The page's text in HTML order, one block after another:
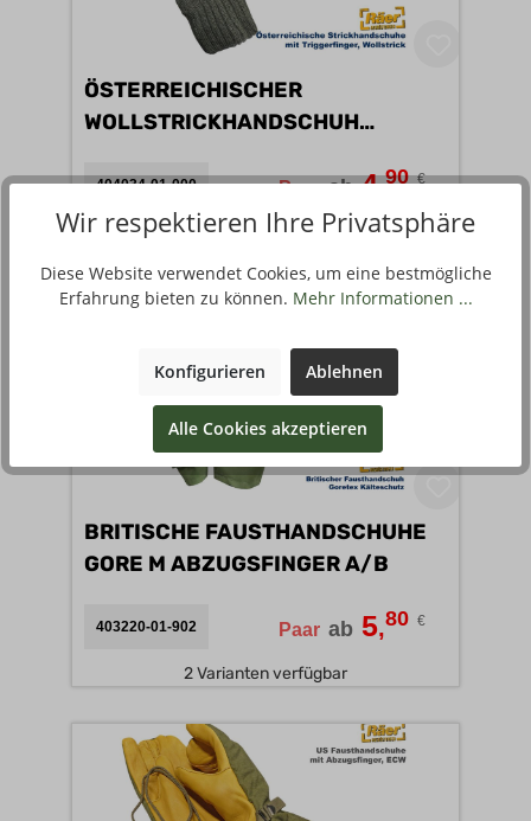
ÖSTERREICHISCHER
WOLLSTRICKHANDSCHUH
404034-01-000 Paar ab 4,90 €
1 Variante verfügbar
BRITISCHE FAUSTHANDSCHUHE
GORE M ABZUGSFINGER A/B
403220-01-902 Paar ab 5,80 €
2 Varianten verfügbar
Wir respektieren Ihre Privatsphäre
Diese Website verwendet Cookies, um eine bestmögliche
Erfahrung bieten zu können. Mehr Informationen ...
Konfigurieren Ablehnen
Alle Cookies akzeptieren